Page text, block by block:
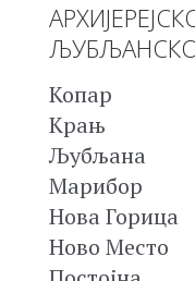
Копар
Крањ
Љубљана
Марибор
Нова Горица
Ново Место